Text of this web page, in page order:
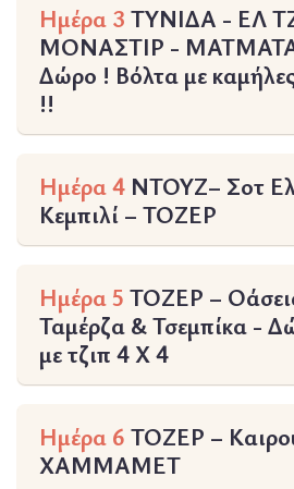
Ημέρα 3 ΤΥΝΙΔΑ - ΕΛ
ΜΟΝΑΣΤΙΡ -
Δώρο ! Βόλτα με
!!
Ημέρα 4 ΝΤΟΥΖ– Σοτ Ελ
Κεμπιλί – ΤΟΖΕΡ
Ημέρα 5 ΤΟΖΕΡ –
Ταμέρζα & Τσεμπίκα -
με τζιπ 4 Χ 4
Ημέρα 6 ΤΟΖΕΡ –
ΧΑΜΜΑΜΕΤ